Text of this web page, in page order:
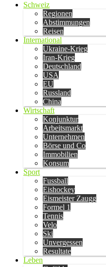
Schweiz
Regionen
Abstimmungen
Reisen
International
Ukraine-Krieg
Iran-Krieg
Deutschland
USA
EU
Russland
China
Wirtschaft
Konjunktur
Arbeitsmarkt
Unternehmen
Börse und Co
Immobilien
Konsum
Sport
Fussball
Eishockey
Eismeister Zaugg
Formel 1
Tennis
Velo
Ski
Unvergessen
Resultate
Leben